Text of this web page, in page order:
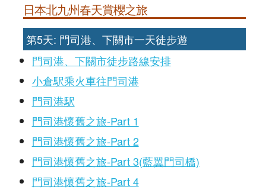
日本北九州春天賞櫻之旅
第5天: 門司港、下關市一天徒步遊
門司港、下關市徒步路線安排
小倉駅乘火車往門司港
門司港駅
門司港懷舊之旅-Part 1
門司港懷舊之旅-Part 2
門司港懷舊之旅-Part 3(藍翼門司橋)
門司港懷舊之旅-Part 4